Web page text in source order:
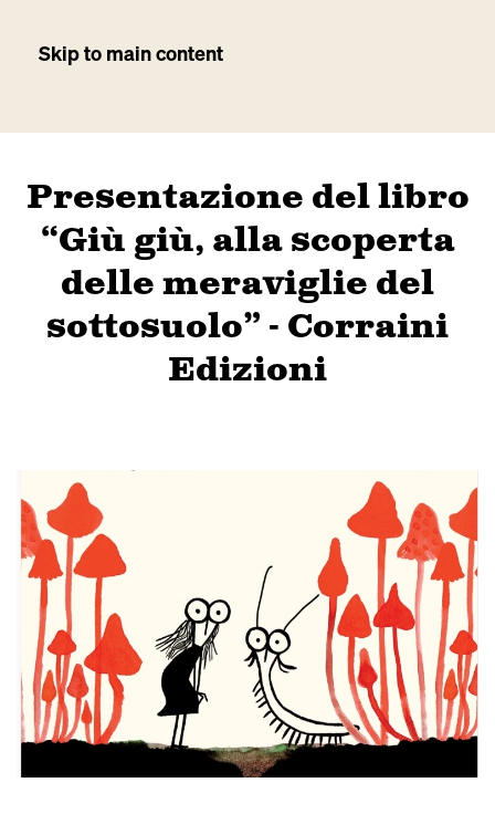
Skip to main content
Presentazione del libro
“Giù giù, alla scoperta
delle meraviglie del
sottosuolo” - Corraini
Edizioni